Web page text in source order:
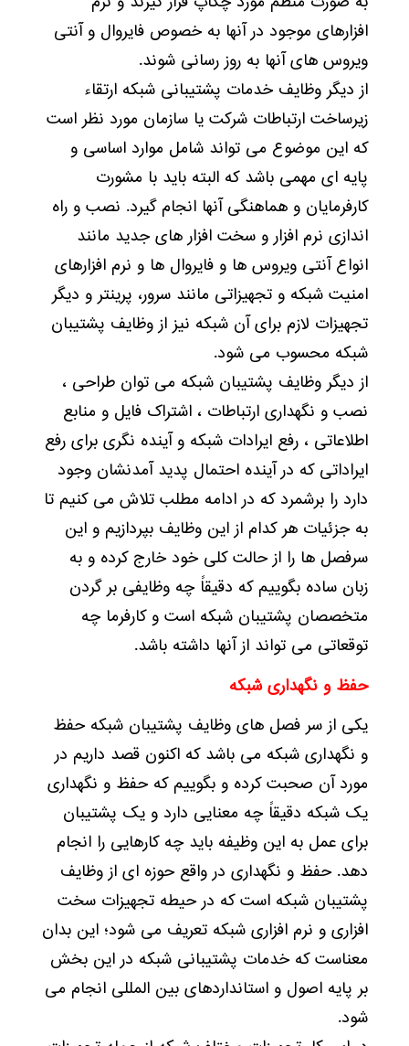
افزارهای موجود در آنها به خصوص فایروال و آنتی
ویروس های آنها به روز رسانی شوند.
از دیگر وظایف خدمات پشتیبانی شبکه ارتقاء
زیرساخت ارتباطات شرکت یا سازمان مورد نظر است
که این موضوع می تواند شامل موارد اساسی و
پایه ای مهمی باشد که البته باید با مشورت
کارفرمایان و هماهنگی آنها انجام گیرد. نصب و راه
اندازی نرم افزار و سخت افزار های جدید مانند
انواع آنتی ویروس ها و فایروال ها و نرم افزارهای
امنیت شبکه و تجهیزاتی مانند سرور، پرینتر و دیگر
تجهیزات لازم برای آن شبکه نیز از وظایف پشتیبان
شبکه محسوب می شود.
از دیگر وظایف پشتیبان شبکه می توان طراحی ،
نصب و نگهداری ارتباطات ، اشتراک فایل و منابع
اطلاعاتی ، رفع ایرادات شبکه و آینده نگری برای رفع
ایراداتی که در آینده احتمال پدید آمدنشان وجود
دارد را برشمرد که در ادامه مطلب تلاش می کنیم تا
به جزئیات هر کدام از این وظایف بپردازیم و این
سرفصل ها را از حالت کلی خود خارج کرده و به
زبان ساده بگوییم که دقیقاً چه وظایفی بر گردن
متخصصان پشتیبان شبکه است و کارفرما چه
توقعاتی می تواند از آنها داشته باشد.
حفظ و نگهداری شبکه
یکی از سر فصل های وظایف پشتیبان شبکه حفظ
و نگهداری شبکه می باشد که اکنون قصد داریم در
مورد آن صحبت کرده و بگوییم که حفظ و نگهداری
یک شبکه دقیقاً چه معنایی دارد و یک پشتیبان
برای عمل به این وظیفه باید چه کارهایی را انجام
دهد. حفظ و نگهداری در واقع حوزه ای از وظایف
پشتیبان شبکه است که در حیطه تجهیزات سخت
افزاری و نرم افزاری شبکه تعریف می شود؛ این بدان
معناست که خدمات پشتیبانی شبکه در این بخش
بر پایه اصول و استانداردهای بین المللی انجام می
شود.